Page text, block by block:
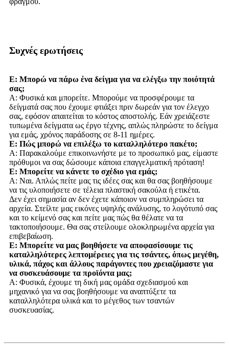
Συχνές ερωτήσεις
Ε: Μπορώ να πάρω ένα δείγμα για να ελέγξω την ποιότητά
σας;
Α: Φυσικά και μπορείτε. Μπορούμε να προσφέρουμε τα
δείγματά σας που έχουμε φτιάξει πριν δωρεάν για τον έλεγχο
σας, εφόσον απαιτείται το κόστος αποστολής. Εάν χρειάζεστε
τυπωμένα δείγματα ως έργο τέχνης, απλώς πληρώστε το δείγμα
για εμάς, χρόνος παράδοσης σε 8-11 ημέρες.
Ε: Πώς μπορώ να επιλέξω το καταλληλότερο πακέτο;
Α: Παρακαλούμε επικοινωνήστε με το προσωπικό μας, είμαστε
πρόθυμοι να σας δώσουμε κάποια επαγγελματική πρόταση!
Ε: Μπορείτε να κάνετε το σχέδιο για εμάς;
Α: Ναι. Απλώς πείτε μας τις ιδέες σας και θα σας βοηθήσουμε
να τις υλοποιήσετε σε τέλεια πλαστική σακούλα ή ετικέτα.
Δεν έχει σημασία αν δεν έχετε κάποιον να συμπληρώσει τα
αρχεία. Στείλτε μας εικόνες υψηλής ανάλυσης, το λογότυπό σας
και το κείμενό σας και πείτε μας πώς θα θέλατε να τα
τακτοποιήσουμε. Θα σας στείλουμε ολοκληρωμένα αρχεία για
επιβεβαίωση.
Ε: Μπορείτε να μας βοηθήσετε να αποφασίσουμε τις
καταλληλότερες λεπτομέρειες για τις τσάντες, όπως μεγέθη,
υλικά, πάχος και άλλους παράγοντες που χρειαζόμαστε για
να συσκευάσουμε τα προϊόντα μας;
Α: Φυσικά, έχουμε τη δική μας ομάδα σχεδιασμού και
μηχανικό για να σας βοηθήσουμε να αναπτύξετε τα
καταλληλότερα υλικά και το μέγεθος των τσαντών
συσκευασίας.